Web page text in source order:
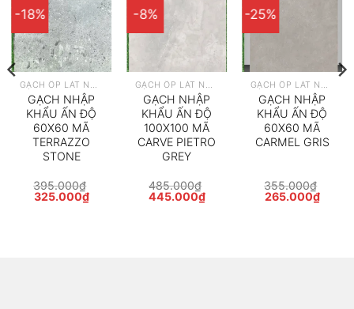
-18%
GẠCH ỐP LÁT NHẬP KHẨU
GẠCH NHẬP
KHẨU ẤN ĐỘ
60X60 MÃ
TERRAZZO
STONE
395.000₫
Giá
325.000₫Giá
hiện
-8%
GẠCH ỐP LÁT NHẬP KHẨU
GẠCH NHẬP
KHẨU ẤN ĐỘ
100X100 MÃ
CARVE PIETRO
GREY
485.000₫
Giá
445.000₫Giá
hiện
-25%
GẠCH ỐP LÁT NHẬP KHẨU
GẠCH NHẬP
KHẨU ẤN ĐỘ
60X60 MÃ
CARMEL GRIS
355.000₫
Giá
265.000₫Giá
hiện